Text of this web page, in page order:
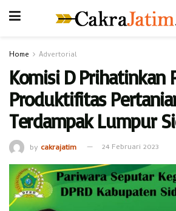
Home Advertorial
Komisi D Prihatinkan
Produktifitas
Terdampak Lumpur
by cakrajatim 24 Februari 2023